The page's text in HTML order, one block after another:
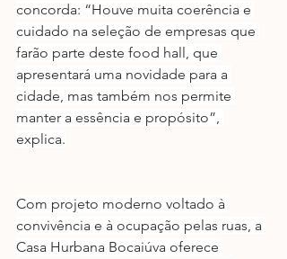
concorda: “Houve muita coerência e
cuidado na seleção de empresas que
farão parte deste food hall, que
apresentará uma novidade para a
cidade, mas também nos permite
manter a essência e propósito”,
explica.
Com projeto moderno voltado à
convivência e à ocupação pelas ruas, a
Casa Hurbana Bocaiúva oferece